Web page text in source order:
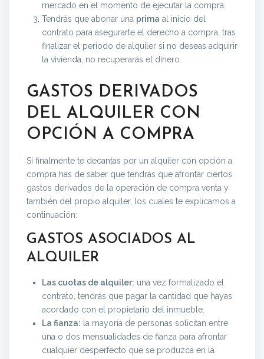
mercado en el momento de ejecutar la compra.
Tendrás que abonar una prima al inicio del
contrato para asegurarte el derecho a compra, tras
finalizar el período de alquiler si no deseas adquirir
la vivienda, no recuperarás el dinero.
GASTOS DERIVADOS
DEL ALQUILER CON
OPCIÓN A COMPRA
Si finalmente te decantas por un alquiler con opción a
compra has de saber que tendrás que afrontar ciertos
gastos derivados de la operación de compra venta y
también del propio alquiler, los cuales te explicamos a
continuación:
GASTOS ASOCIADOS AL
ALQUILER
Las cuotas de alquiler: una vez formalizado el
contrato, tendrás que pagar la cantidad que hayas
acordado con el propietario del inmueble.
La fianza: la mayoría de personas solicitan entre
una o dos mensualidades de fianza para afrontar
cualquier desperfecto que se produzca en la